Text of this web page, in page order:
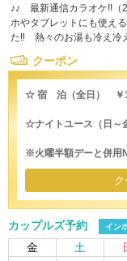
♪♪ 最新通信カラオケ!!
ホやタブレットにも使え
た‼ 熱々のお湯も冷え冷
クーポン
☆ 宿 泊（全日） ￥
☆ナイトユース（日
※火曜半額デーと併
カップルズ予約 イン
金 土